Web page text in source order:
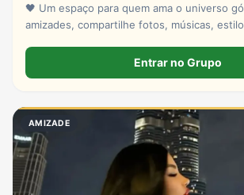
🖤 Um espaço para quem ama o universo
amizades, compartilhe fotos, músicas,
vibe. Respeito e bom senso sempre.
Entrar no Grupo
AMIZADE